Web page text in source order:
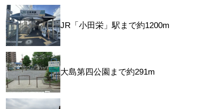
JR「小田栄」駅まで約1200m
大島第四公園まで約291m